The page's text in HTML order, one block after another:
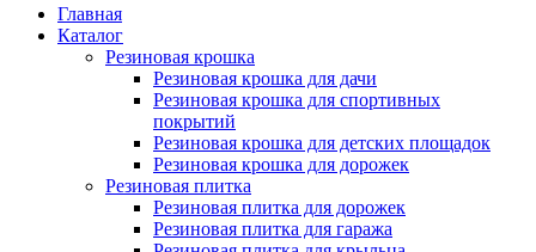
Главная
Каталог
Резиновая крошка
Резиновая крошка для дачи
Резиновая крошка для спортивных
покрытий
Резиновая крошка для детских площадок
Резиновая крошка для дорожек
Резиновая плитка
Резиновая плитка для дорожек
Резиновая плитка для гаража